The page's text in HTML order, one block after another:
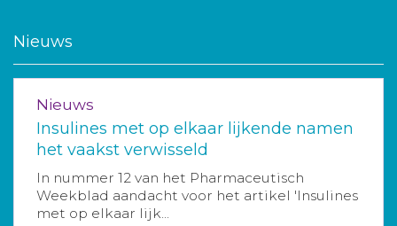
Nieuws
Nieuws
Insulines met op elkaar lijkende namen
het vaakst verwisseld
In nummer 12 van het Pharmaceutisch
Weekblad aandacht voor het artikel 'Insulines
met op elkaar lijk...